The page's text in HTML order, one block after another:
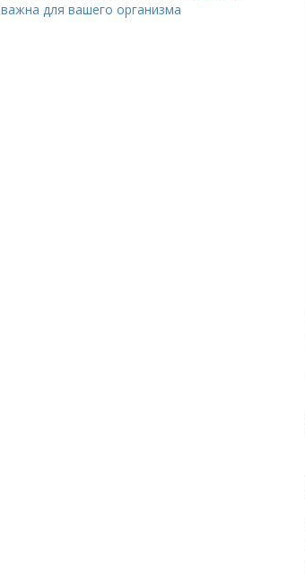
важна для вашего организма